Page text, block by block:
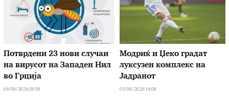
Потврдени 23 нови случаи
на вирусот на Западен Нил
во Грција
06/08/2026 08:08
Модриќ и Џеко градат
луксузен комплекс на
Јадранот
05/08/2026 16:08